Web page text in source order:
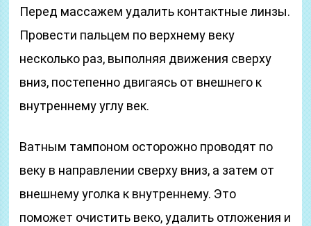
Перед массажем удалить контактные линзы.
Провести пальцем по верхнему веку
несколько раз, выполняя движения сверху
вниз, постепенно двигаясь от внешнего к
внутреннему углу век.
Ватным тампоном осторожно проводят по
веку в направлении сверху вниз, а затем от
внешнему уголка к внутреннему. Это
поможет очистить веко, удалить отложения и